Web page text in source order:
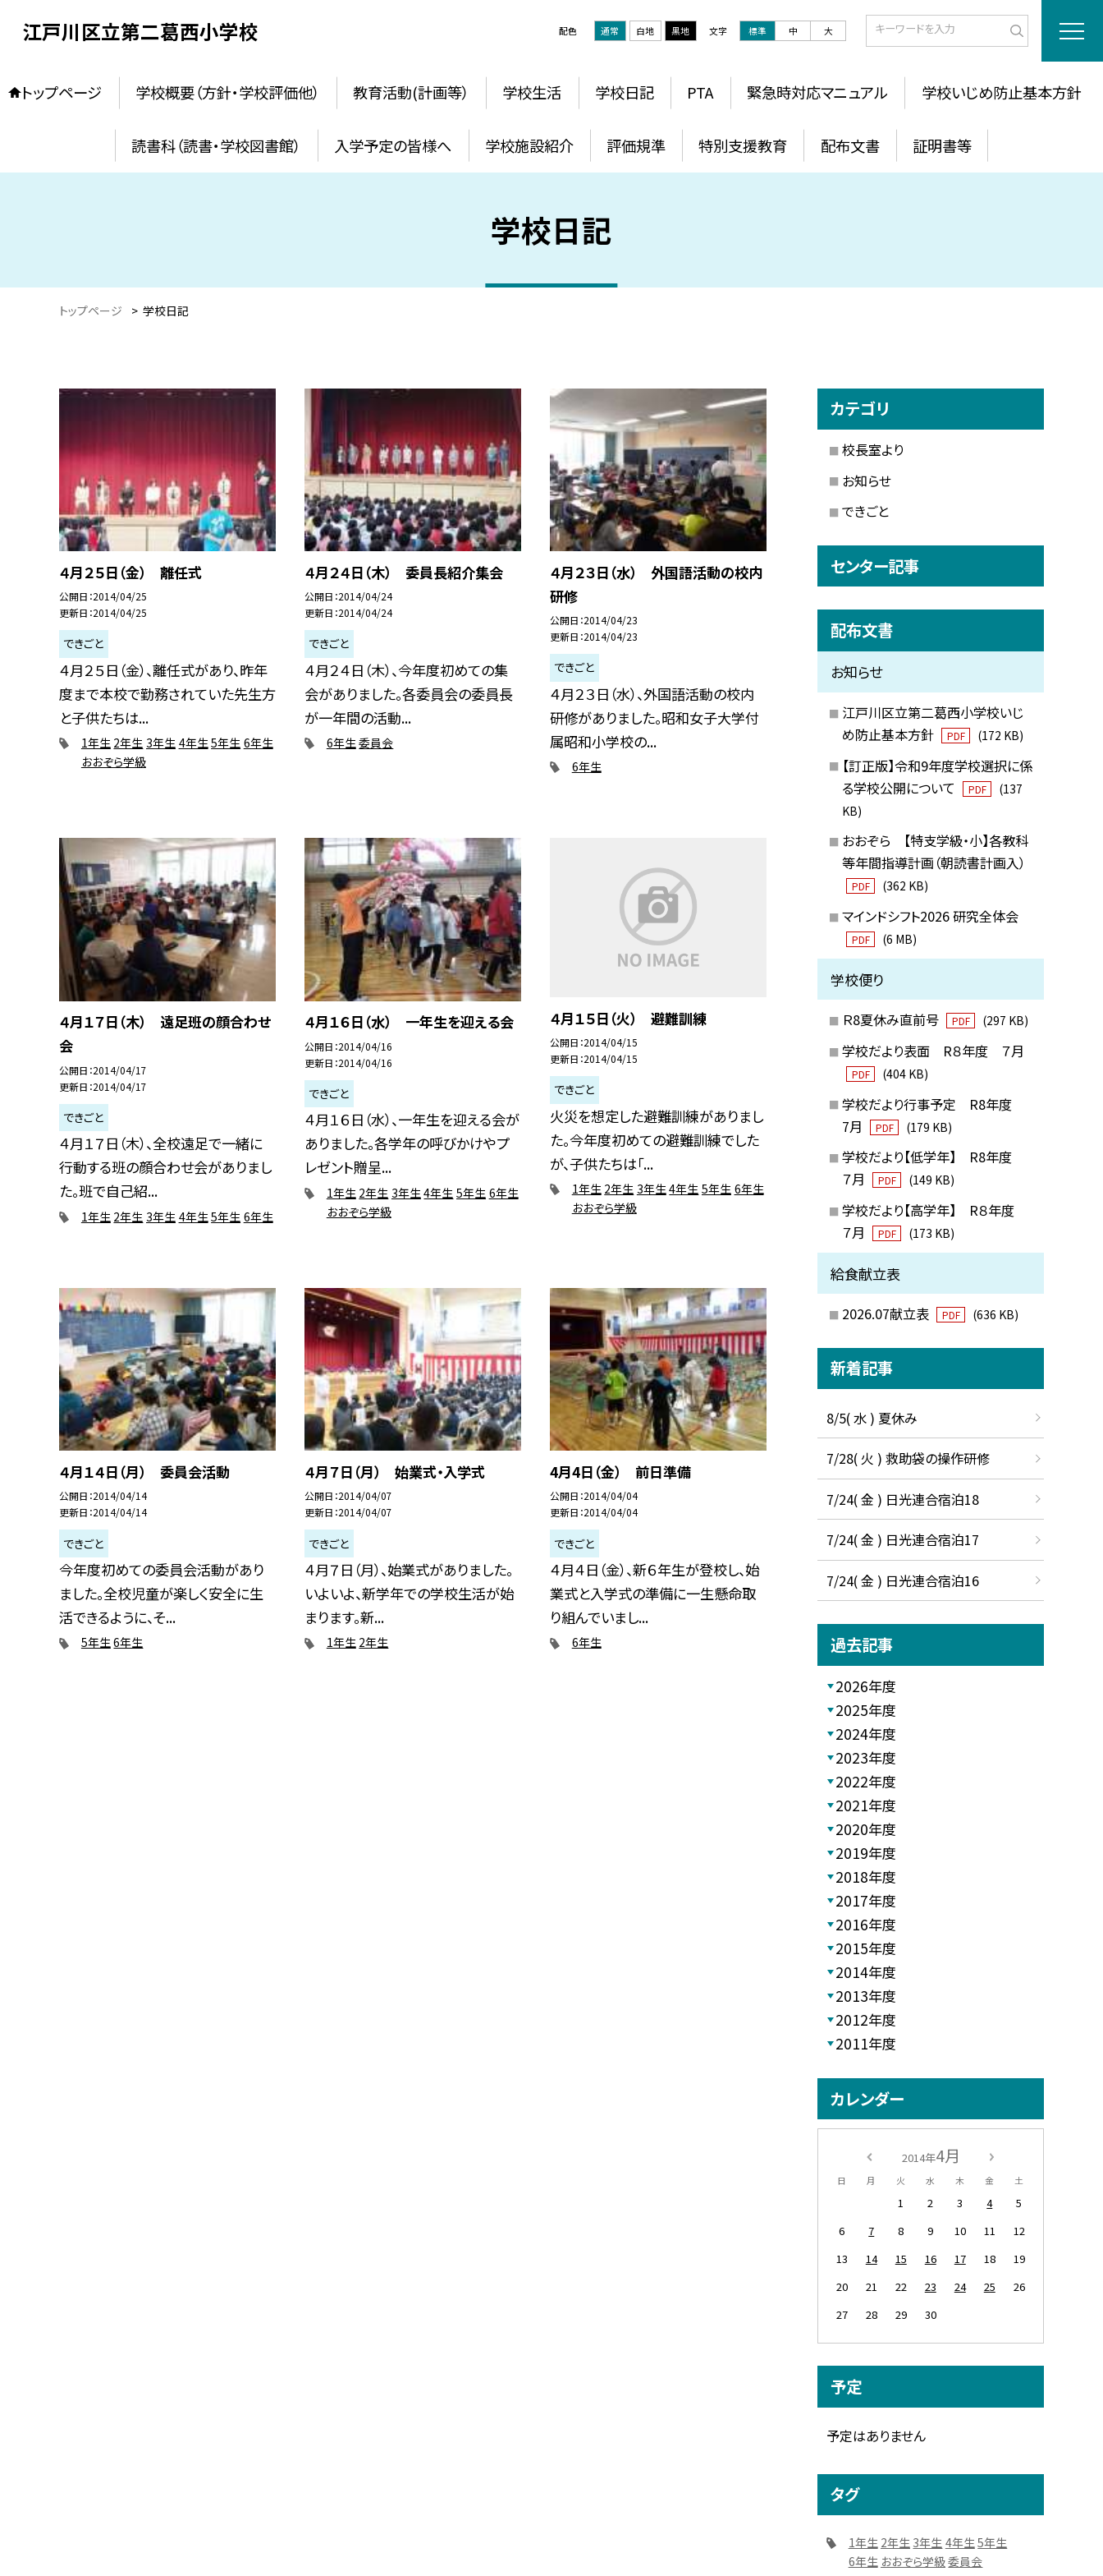
江戸川区立第二葛西小学校 配色 通常 白地 黒地 文字 標準 中 大
トップページ 学校概要（方針・学校評価他） 教育活動(計画等） 学校生活 学校日記 PTA 緊急時対応マニュアル 学校いじめ防止基本方針
読書科（読書・学校図書館） 入学予定の皆様へ 学校施設紹介 評価規準 特別支援教育 配布文書 証明書等
学校日記
トップページ > 学校日記
４月２５日（金） 離任式
公開日 2014/04/25
更新日 2014/04/25
できごと
４月２５日（金）、離任式があり、昨年
度まで本校で勤務されていた先生方
と子供たちは...
1年生 2年生 3年生 4年生 5年生 6年生
おおぞら学級
４月２４日（木） 委員長紹介集会
公開日 2014/04/24
更新日 2014/04/24
できごと
４月２４日（木）、今年度初めての集
会がありました。各委員会の委員長
が一年間の活動...
6年生 委員会
４月２３日（水） 外国語活動の校内
研修
公開日 2014/04/23
更新日 2014/04/23
できごと
４月２３日（水）、外国語活動の校内
研修がありました。昭和女子大学付
属昭和小学校の...
6年生
４月１７日（木） 遠足班の顔合わせ
会
公開日 2014/04/17
更新日 2014/04/17
できごと
４月１７日（木）、全校遠足で一緒に
行動する班の顔合わせ会がありまし
た。班で自己紹...
1年生 2年生 3年生 4年生 5年生 6年生
４月１６日（水） 一年生を迎える会
公開日 2014/04/16
更新日 2014/04/16
できごと
４月１６日（水）、一年生を迎える会が
ありました。各学年の呼びかけやプ
レゼント贈呈...
1年生 2年生 3年生 4年生 5年生 6年生
おおぞら学級
４月１５日（火） 避難訓練
公開日 2014/04/15
更新日 2014/04/15
できごと
火災を想定した避難訓練がありまし
た。今年度初めての避難訓練でした
が、子供たちは「...
1年生 2年生 3年生4年生 5年生 6年生
おおぞら学級
４月１４日（月） 委員会活動
公開日 2014/04/14
更新日 2014/04/14
できごと
今年度初めての委員会活動があり
ました。全校児童が楽しく安全に生
活できるように、そ...
5年生6年生
４月７日（月） 始業式・入学式
公開日 2014/04/07
更新日 2014/04/07
できごと
４月７日（月）、始業式がありました。
いよいよ、新学年での学校生活が始
まります。新...
1年生 2年生
4月4日（金） 前日準備
公開日 2014/04/04
更新日 2014/04/04
できごと
４月４日（金）、新６年生が登校し、始
業式と入学式の準備に一生懸命取
り組んでいまし...
6年生
カテゴリ
校長室より
お知らせ
できごと
センター記事
配布文書
お知らせ
江戸川区立第二葛西小学校いじ
め防止基本方針
PDF (172 KB)
【訂正版】令和9年度学校選択に係
る学校公開について
PDF
(137
KB)
おおぞら 【特支学級・小】各教科
等年間指導計画（朝読書計画入）
PDF (362 KB)
マインドシフト2026 研究全体会
PDF (6 MB)
学校便り
Ｒ8夏休み直前号 PDF (297 KB)
学校だより表面 R８年度 ７月
PDF (404 KB)
学校だより行事予定 R8年度
7月
PDF (179 KB)
学校だより【低学年】 R8年度
７月
PDF (149 KB)
学校だより【高学年】 R８年度
７月
PDF (173 KB)
給食献立表
2026.07献立表 PDF (636 KB)
新着記事
8/5( 水 ) 夏休み
7/28( 火 ) 救助袋の操作研修
7/24( 金 ) 日光連合宿泊18
7/24( 金 ) 日光連合宿泊17
7/24( 金 ) 日光連合宿泊16
過去記事
2026年度
2025年度
2024年度
2023年度
2022年度
2021年度
2020年度
2019年度
2018年度
2017年度
2016年度
2015年度
2014年度
2013年度
2012年度
2011年度
カレンダー
2014年4月
日 月 火 水 木 金 土
1 2 3 4
5
6
7 8 9 10 11
12
13
14 15 16 17 18
19
20
21 22 23 24 25
26
27
28 29 30
予定
予定はありません
タグ
1年生 2年生 3年生 4年生 5年生
6年生 おおぞら学級委員会